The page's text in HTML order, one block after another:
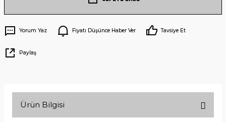
Yorum Yaz Fiyatı Düşünce Haber Ver Tavsiye Et
Paylaş
Ürün Bilgisi